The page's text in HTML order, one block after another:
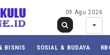
09 Agu 2026
BISNIS SOSIAL & BUDAYA